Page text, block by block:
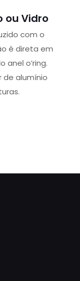
ou Vidro
com o
é direta em
anel o’ring.
de alumínio